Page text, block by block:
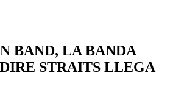
BAND, LA BANDA
STRAITS LLEGA